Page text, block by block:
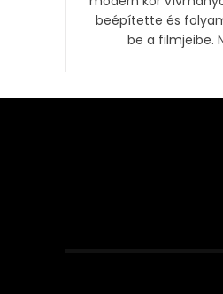
beépítette és
be a filmjeibe.